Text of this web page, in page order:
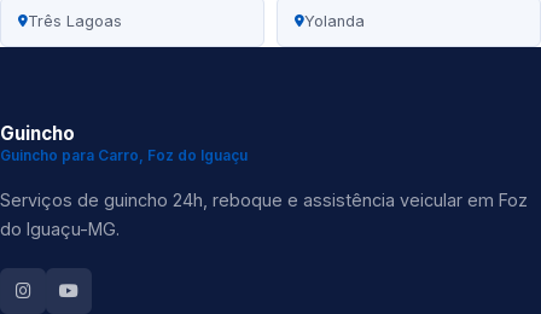
Três Lagoas Yolanda
Guincho
Guincho para Carro, Foz do Iguaçu
Serviços de guincho 24h, reboque e assistência veicular em Foz
do Iguaçu-MG.